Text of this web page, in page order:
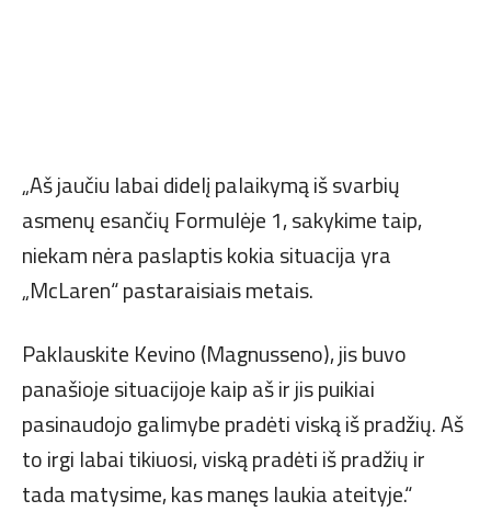
„Aš jaučiu labai didelį palaikymą iš svarbių
asmenų esančių Formulėje 1, sakykime taip,
niekam nėra paslaptis kokia situacija yra
„McLaren“ pastaraisiais metais.
Paklauskite Kevino (Magnusseno), jis buvo
panašioje situacijoje kaip aš ir jis puikiai
pasinaudojo galimybe pradėti viską iš pradžių. Aš
to irgi labai tikiuosi, viską pradėti iš pradžių ir
tada matysime, kas manęs laukia ateityje.“